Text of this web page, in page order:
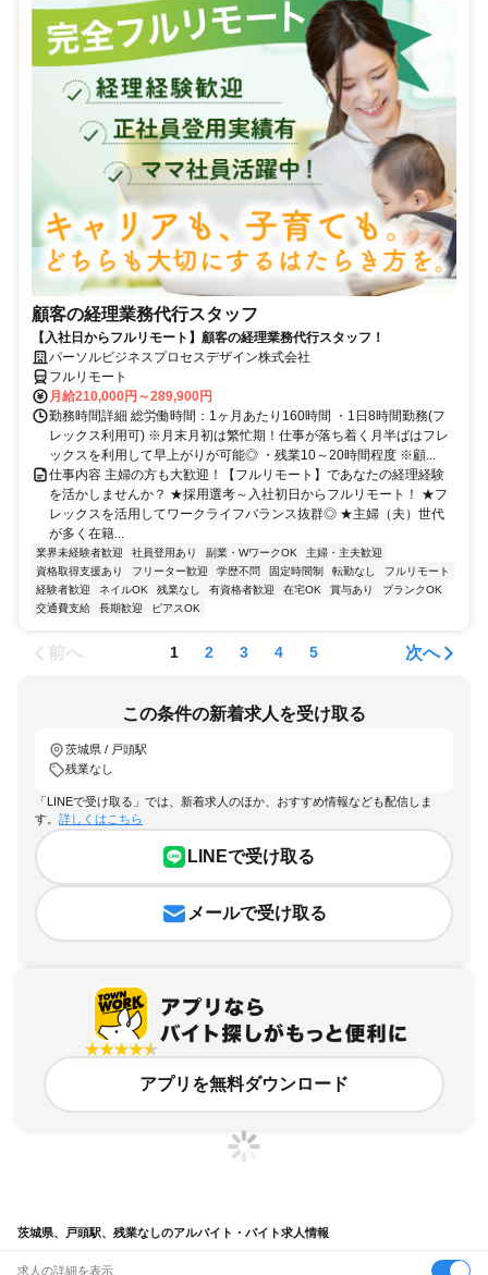
顧客の経理業務代行スタッフ
【入社日からフルリモート】顧客の経理業務代行スタッフ！
パーソルビジネスプロセスデザイン株式会社
フルリモート
月給210,000円～289,900円
勤務時間詳細 総労働時間：1ヶ月あたり160時間 ・1日8時間勤務(フ
レックス利用可) ※月末月初は繁忙期！仕事が落ち着く月半ばはフレ
ックスを利用して早上がりが可能◎ ・残業10～20時間程度 ※顧...
仕事内容 主婦の方も大歓迎！【フルリモート】であなたの経理経験
を活かしませんか？ ★採用選考～入社初日からフルリモート！ ★フ
レックスを活用してワークライフバランス抜群◎ ★主婦（夫）世代
が多く在籍...
業界未経験者歓迎 社員登用あり 副業・WワークOK
主婦・主夫歓迎
資格取得支援あり
フリーター歓迎 学歴不問 固定時間制 転勤なし
フルリモート
経験者歓迎
ネイルOK 残業なし 有資格者歓迎 在宅OK 賞与あり
ブランクOK
交通費支給
長期歓迎 ピアスOK
前へ 1 2 3 4 5 次へ
この条件の新着求人を受け取る
茨城県 / 戸頭駅
残業なし
「LINEで受け取る」では、新着求人のほか、おすすめ情報なども配信しま
す。 詳しくはこちら
LINEで受け取る
メールで受け取る
アプリを無料ダウンロード
茨城県、戸頭駅、残業なしのアルバイト・バイト求人情報
求人の詳細を表示